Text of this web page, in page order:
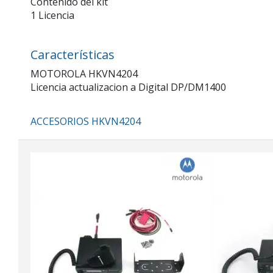
1 Licencia
Características
MOTOROLA HKVN4204
Licencia actualizacion a Digital DP/DM1400
ACCESORIOS HKVN4204